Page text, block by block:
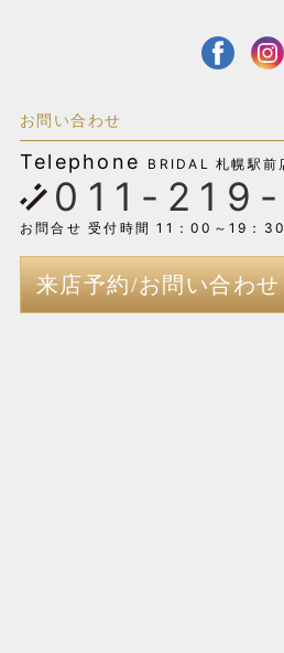
お問い合わせ
Telephone BRIDAL 札幌駅前
011-
お問合せ 受付時間 11：00～19：
来店予約/お問い合わせ